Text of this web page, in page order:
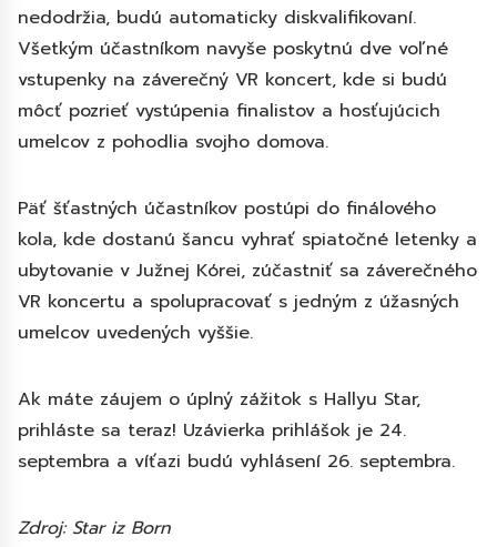
nedodržia, budú automaticky diskvalifikovaní.
Všetkým účastníkom navyše poskytnú dve voľné
vstupenky na záverečný VR koncert, kde si budú
môcť pozrieť vystúpenia finalistov a hosťujúcich
umelcov z pohodlia svojho domova.
Päť šťastných účastníkov postúpi do finálového
kola, kde dostanú šancu vyhrať spiatočné letenky a
ubytovanie v Južnej Kórei, zúčastniť sa záverečného
VR koncertu a spolupracovať s jedným z úžasných
umelcov uvedených vyššie.
Ak máte záujem o úplný zážitok s Hallyu Star,
prihláste sa teraz! Uzávierka prihlášok je 24.
septembra a víťazi budú vyhlásení 26. septembra.
Zdroj: Star iz Born